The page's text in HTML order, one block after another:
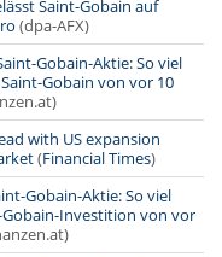
Saint-Gobain auf
(dpa-AFX)
Gobain-Aktie: So viel
Gobain von vor 10
with US expansion
(Financial Times)
Gobain-Aktie: So viel
Investition von vor